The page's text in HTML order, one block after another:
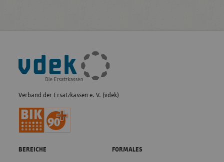
Fußleisten-
Navigation
Verband der Ersatzkassen e. V. (vdek)
BEREICHE FORMALES